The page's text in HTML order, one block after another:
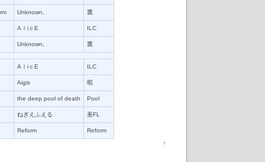
Unknown, 鷹
AｌiｃE ILC
Unknown, 鷹
AｌiｃE ILC
Aigis 暇
the deep pool of death Pool
ねぎえふえる 葱FL
Reform Reform
↑